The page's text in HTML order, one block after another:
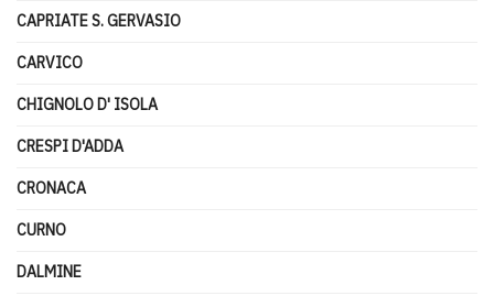
CAPRIATE S. GERVASIO
CARVICO
CHIGNOLO D' ISOLA
CRESPI D'ADDA
CRONACA
CURNO
DALMINE